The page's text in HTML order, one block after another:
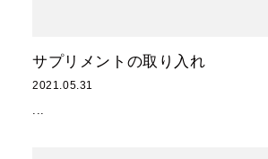
サプリメントの取り入れ
2021.05.31
...